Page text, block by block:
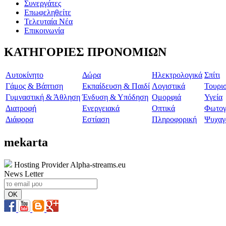
Συνεργάτες
Επωφεληθείτε
Τελευταία Νέα
Επικοινωνία
ΚΑΤΗΓΟΡΙΕΣ ΠΡΟΝΟΜΙΩΝ
Aυτοκίνητο Δώρα Ηλεκτρολογικά Σπίτι
Γάμος & Βάπτιση
Εκπαίδευση & Παιδί Λογιστικά
Γυμναστική & Άθληση Ένδυση & Υπόδηση Ομορφιά
Υγεία
Διατροφή
Ενεργειακά Οπτικά
Διάφορα
Εστίαση Πληροφορική
mekarta
Hosting Provider Alpha-streams.eu
News Letter